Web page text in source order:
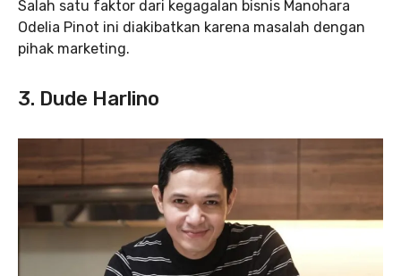
Salah satu faktor dari kegagalan bisnis Manohara
Odelia Pinot ini diakibatkan karena masalah dengan
pihak marketing.
3. Dude Harlino